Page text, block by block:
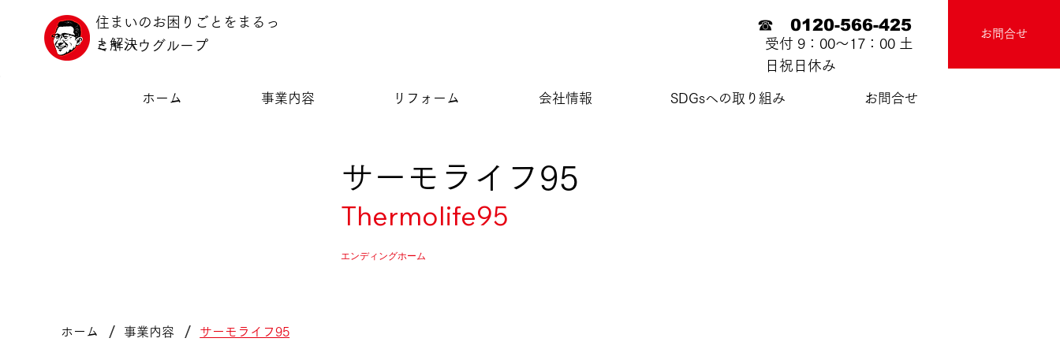
ミヤハウグループ
住まいのお困りごとをまるっ
と解決
☎ 0120-566-425
受付 9：00～17：00 土
日祝日休み
お問合せ
ホーム 事業内容 リフォーム 会社情報 SDGsへの取り組み お問合せ
サーモライフ95
Thermolife95
エンディングホーム
ホーム / 事業内容 / サーモライフ95